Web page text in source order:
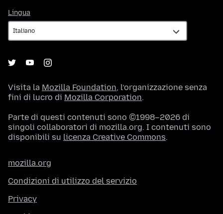
Lingua
Visita la Mozilla Foundation, l’organizzazione senza
fini di lucro di Mozilla Corporation.
Parte di questi contenuti sono ©1998–2026 di
singoli collaboratori di mozilla.org. I contenuti sono
disponibili su licenza Creative Commons.
mozilla.org
Condizioni di utilizzo del servizio
Privacy